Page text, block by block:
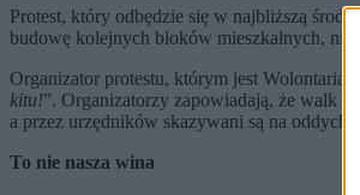
Protest, który odbędzie się w najbliższą
budowę kolejnych bloków mieszkalnych,
Organizator protestu, którym jest
kitu!”. Organizatorzy zapowiadają, że walk
a przez urzędników skazywani są na
To nie nasza wina